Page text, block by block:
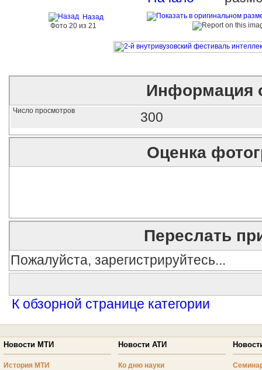
Назад
Фото 20 из 21
Информация
Число просмотров 300
Оценка
Переслать
Пожалуйста, зарегистрируйтесь...
К обзорной странице категории
Новости МТИ
История МТИ
Новости АТИ
Ко дню науки